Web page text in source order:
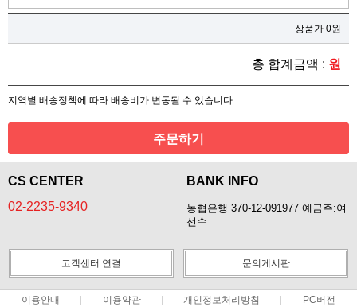
상품가 0원
총 합계금액 : 원
지역별 배송정책에 따라 배송비가 변동될 수 있습니다.
주문하기
CS CENTER
02-2235-9340
BANK INFO
농협은행 370-12-091977 예금주:여
선수
고객센터 연결 문의게시판
이용안내 이용약관 개인정보처리방침 PC버전